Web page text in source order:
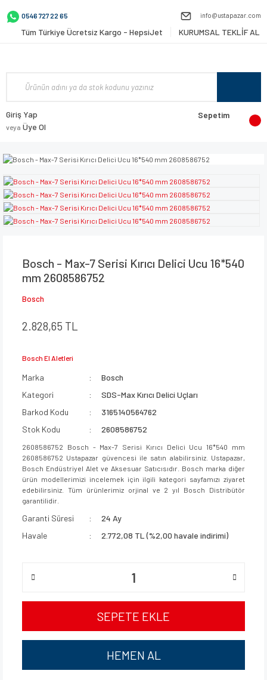
0546 727 22 65 info@ustapazar.com
Tüm Türkiye Ücretsiz Kargo - HepsiJet KURUMSAL TEKLİF AL
Giriş Yap
veya Üye Ol
Sepetim
Bosch - Max-7 Serisi Kırıcı Delici Ucu 16*540
mm 2608586752
Bosch
2.828,65 TL
Bosch El Aletleri
Marka
Bosch
Kategori
SDS-Max Kırıcı Delici Uçları
Barkod Kodu
3165140564762
Stok Kodu
2608586752
2608586752 Bosch - Max-7 Serisi Kırıcı Delici Ucu 16*540 mm
2608586752 Ustapazar güvencesi ile satın alabilirsiniz. Ustapazar,
Bosch Endüstriyel Alet ve Aksesuar Satıcısıdır. Bosch marka diğer
ürün modellerimizi incelemek için ilgili kategori sayfamızı ziyaret
edebilirsiniz. Tüm ürünlerimiz orjinal ve 2 yıl Bosch Distribütör
garantilidir.
Garanti Süresi
24 Ay
Havale
2.772,08 TL (%2,00 havale indirimi)
SEPETE EKLE
HEMEN AL